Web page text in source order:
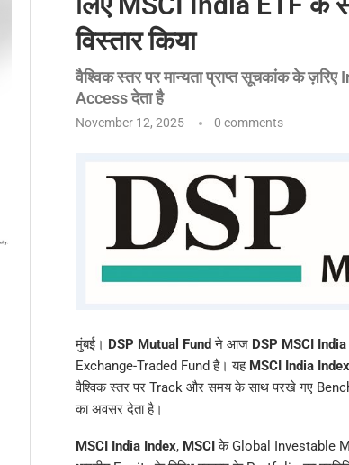
विस्तार किया
वैश्विक स्तर पर मान्यता प्राप्त सूचकांक के
Access देता है
November 12, 2025 0 comments
मुंबई। DSP Mutual Fund ने आज DSP MSCI India
Exchange-Traded Fund है। यह MSCI India Index
वैश्विक स्तर पर Track और समय के साथ परखे गए
का अवसर देता है।
MSCI India Index, MSCIके Global Investable